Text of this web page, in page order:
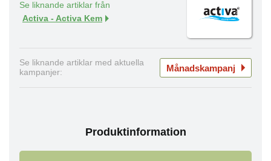
Se liknande artiklar från
Activa - Activa Kem
Se liknande artiklar med aktuella
kampanjer:
Månadskampanj
Produktinformation